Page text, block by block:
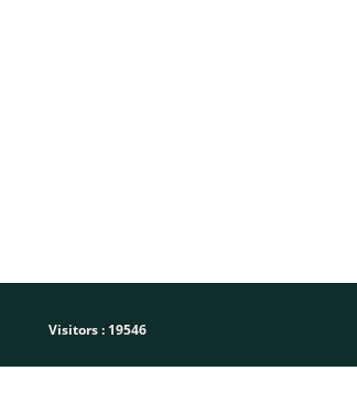
Visitors : 19546